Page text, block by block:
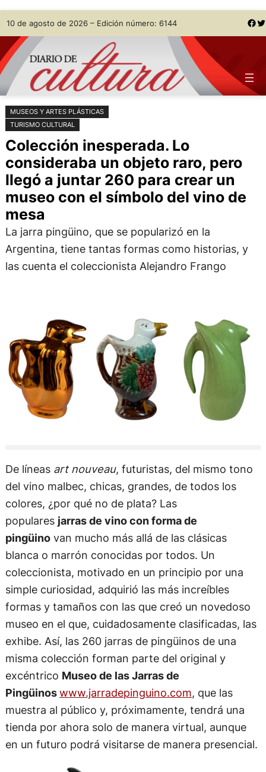
Saltar
al
contenido
Skip
to
content
10 de agosto de 2026 – Edición número: 6144 Facebook Twitter
MUSEOS Y ARTES PLÁSTICAS
TURISMO CULTURAL
Colección inesperada. Lo
consideraba un objeto raro, pero
llegó a juntar 260 para crear un
museo con el símbolo del vino de
mesa
La jarra pingüino, que se popularizó en la
Argentina, tiene tantas formas como historias, y
las cuenta el coleccionista Alejandro Frango
De líneas art nouveau, futuristas, del mismo tono
del vino malbec, chicas, grandes, de todos los
colores, ¿por qué no de plata? Las
populares jarras de vino con forma de
pingüinovan mucho más allá de las clásicas
blanca o marrón conocidas por todos. Un
coleccionista, motivado en un principio por una
simple curiosidad, adquirió las más increíbles
formas y tamaños con las que creó un novedoso
museo en el que, cuidadosamente clasificadas, las
exhibe. Así, las 260 jarras de pingüinos de una
misma colección forman parte del original y
excéntrico Museo de las Jarras de
Pingüinoswww.jarradepinguino.com, que las
muestra al público y, próximamente, tendrá una
tienda por ahora solo de manera virtual, aunque
en un futuro podrá visitarse de manera presencial.